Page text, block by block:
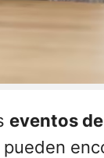
eventos de